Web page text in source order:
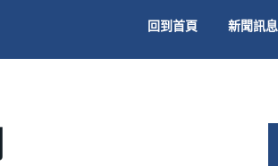
回到首頁 新聞訊息